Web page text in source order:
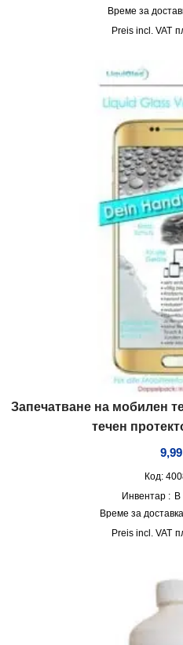
Време за
incl. VAT
Запечатване на мобилен
течен
9,99
Код:
Инвентар : В
Време за
incl. VAT